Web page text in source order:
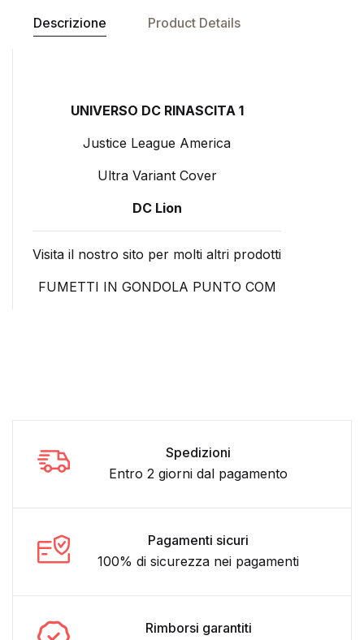
Descrizione Product Details
UNIVERSO DC RINASCITA 1
Justice League America
Ultra Variant Cover
DC Lion
Visita il nostro sito per molti altri prodotti
FUMETTI IN GONDOLA PUNTO COM
Spedizioni
Entro 2 giorni dal pagamento
Pagamenti sicuri
100% di sicurezza nei pagamenti
Rimborsi garantiti